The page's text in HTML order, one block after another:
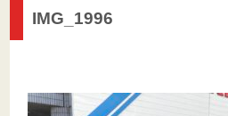
IMG_1996